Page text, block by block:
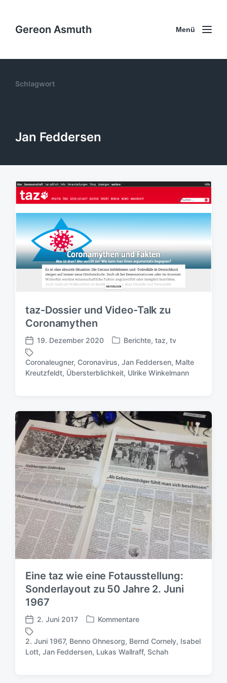
Gereon Asmuth Menü
Schlagwort
Jan Feddersen
taz-Dossier und Video-Talk zu
Coronamythen
V
e
r
ö
e
n
t
l
i
c
h
u
n
g
s
d
a
t
u
19. Dezember 2020
V
r
ö
n
t
i
c
h
t
i
n
Berichte, taz, tv
S
a
g
w
ö
r
t
e
r
Coronaleugner, Coronavirus, Jan Feddersen, Malte
Kreutzfeldt, Übersterblichkeit, Ulrike Winkelmann
Eine taz wie eine Fotausstellung:
Sonderlayout zu 50 Jahre 2. Juni
1967
V
e
r
ö
2. Juni 2017
V
r
ö
Kommentare
S
2. Juni 1967, Benno Ohnesorg, Bernd Cornely, Isabel
Lott, Jan Feddersen, Lukas Wallraff, Schah